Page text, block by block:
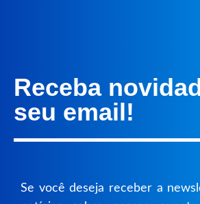
Receba
seu email!
Se você deseja receber a